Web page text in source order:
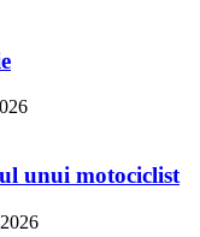
unui motociclist